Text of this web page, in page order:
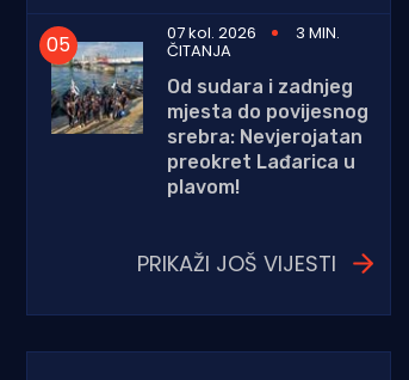
07 kol. 2026
3 MIN.
ČITANJA
Od sudara i zadnjeg
mjesta do povijesnog
srebra: Nevjerojatan
preokret Lađarica u
plavom!
PRIKAŽI JOŠ VIJESTI